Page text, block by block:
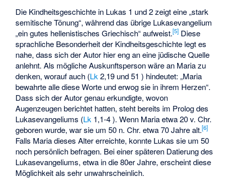
Die Kindheitsgeschichte in Lukas 1 und 2 zeigt eine „stark
semitische Tönung“, während das übrige Lukasevangelium
„ein gutes hellenistisches Griechisch“ aufweist.[5] Diese
sprachliche Besonderheit der Kindheitsgeschichte legt es
nahe, dass sich der Autor hier eng an eine jüdische Quelle
anlehnt. Als mögliche Auskunftsperson wäre an Maria zu
denken, worauf auch (Lk 2,19 und 51 ) hindeutet: „Maria
bewahrte alle diese Worte und erwog sie in ihrem Herzen“.
Dass sich der Autor genau erkundigte, wovon
Augenzeugen berichtet hatten, steht bereits im Prolog des
Lukasevangeliums (Lk 1,1-4 ). Wenn Maria etwa 20 v. Chr.
geboren wurde, war sie um 50 n. Chr. etwa 70 Jahre alt.[6]
Falls Maria dieses Alter erreichte, konnte Lukas sie um 50
noch persönlich befragen. Bei einer späteren Datierung des
Lukasevangeliums, etwa in die 80er Jahre, erscheint diese
Möglichkeit als sehr unwahrscheinlich.